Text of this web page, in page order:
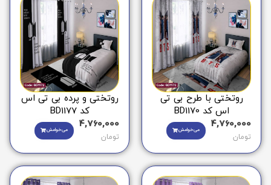
روتختی با طرح بی تی
اس کد BD1170
4,760,000
تومان
می‌خوامش
روتختی و پرده بی تی اس
کد BD1177
4,760,000
تومان
می‌خوامش